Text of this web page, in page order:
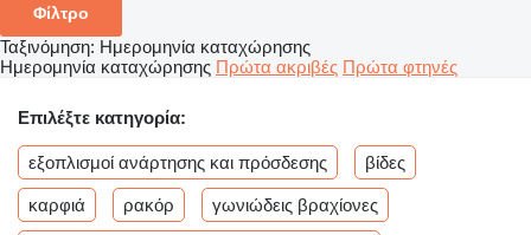
Φίλτρο
Ταξινόμηση: Ημερομηνία καταχώρησης
Ημερομηνία καταχώρησης Πρώτα ακριβές Πρώτα φτηνές
Επιλέξτε κατηγορία:
εξοπλισμοί ανάρτησης και πρόσδεσης βίδες
καρφιά ρακόρ γωνιώδεις βραχίονες